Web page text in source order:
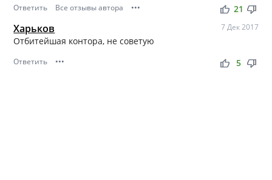
Ответить Все отзывы автора ••• thumb_up thumb_down
21
Харьков 7 Дек 2017
Отбитейшая контора, не советую
Ответить ••• thumb_up thumb_down
5